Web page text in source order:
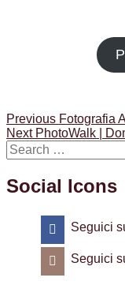
Navigazione
articoli
Previous Previous
post:
Fotografia
Next Next
post:
PhotoWalk |
Social Icons
Seguici
Seguici